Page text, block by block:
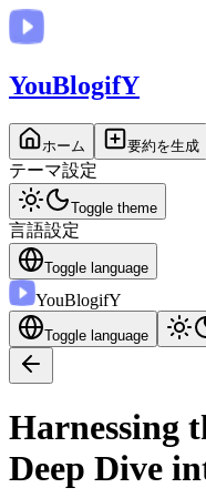
YouBlogifY
ホーム 要約を生成
テーマ設定
Toggle theme
言語設定
Toggle language
YouBlogifY
Toggle language
Harnessing
Deep Dive